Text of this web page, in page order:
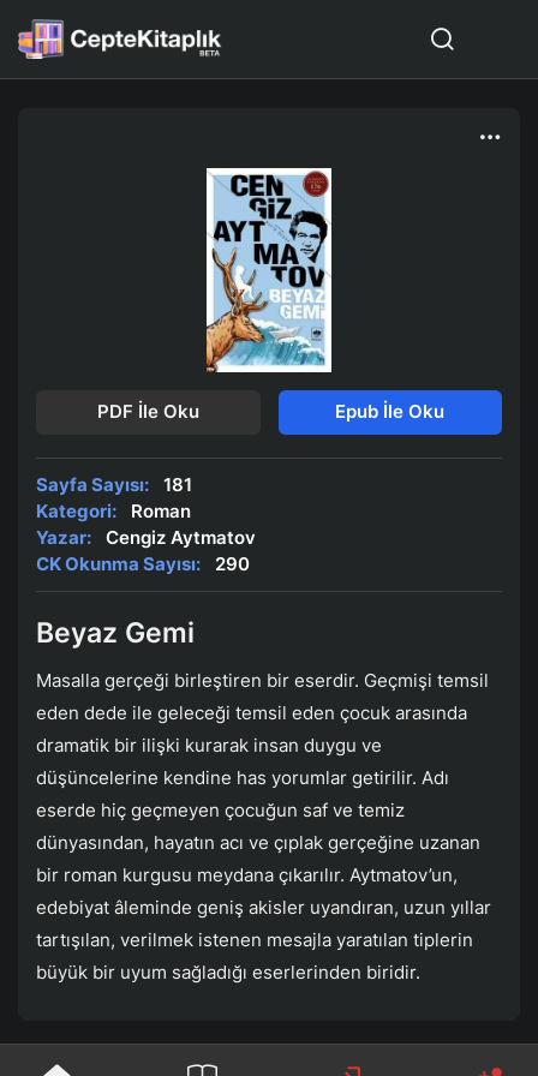
PDF İle Oku Epub İle Oku
Sayfa Sayısı:
181
Kategori:
Roman
Yazar:
Cengiz Aytmatov
CK Okunma Sayısı:
290
Beyaz Gemi
Masalla gerçeği birleştiren bir eserdir. Geçmişi temsil
eden dede ile geleceği temsil eden çocuk arasında
dramatik bir ilişki kurarak insan duygu ve
düşüncelerine kendine has yorumlar getirilir. Adı
eserde hiç geçmeyen çocuğun saf ve temiz
dünyasından, hayatın acı ve çıplak gerçeğine uzanan
bir roman kurgusu meydana çıkarılır. Aytmatov’un,
edebiyat âleminde geniş akisler uyandıran, uzun yıllar
tartışılan, verilmek istenen mesajla yaratılan tiplerin
büyük bir uyum sağladığı eserlerinden biridir.